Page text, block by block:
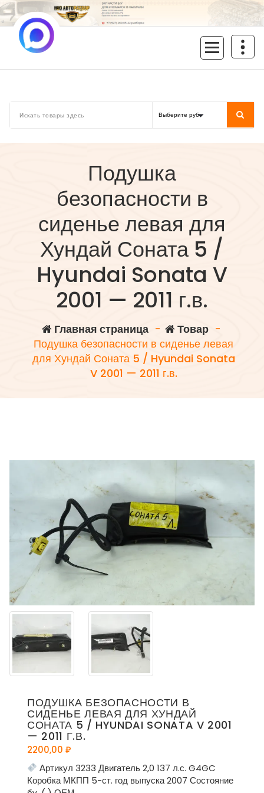
Перейти
к
содержимому
Подушка
безопасности в
сиденье левая для
Хундай Соната 5 /
Hyundai Sonata V
2001 — 2011 г.в.
Главная страница- Товар-
Подушка безопасности в сиденье левая
для Хундай Соната 5 / Hyundai Sonata
V 2001 — 2011 г.в.
ПОДУШКА БЕЗОПАСНОСТИ В
СИДЕНЬЕ ЛЕВАЯ ДЛЯ ХУНДАЙ
СОНАТА 5 / HYUNDAI SONATA V 2001
— 2011 Г.В.
2200,00 ₽
Артикул 3233 Двигатель 2,0 137 л.с. G4GC
Коробка МКПП 5-ст. год выпуска 2007 Состояние